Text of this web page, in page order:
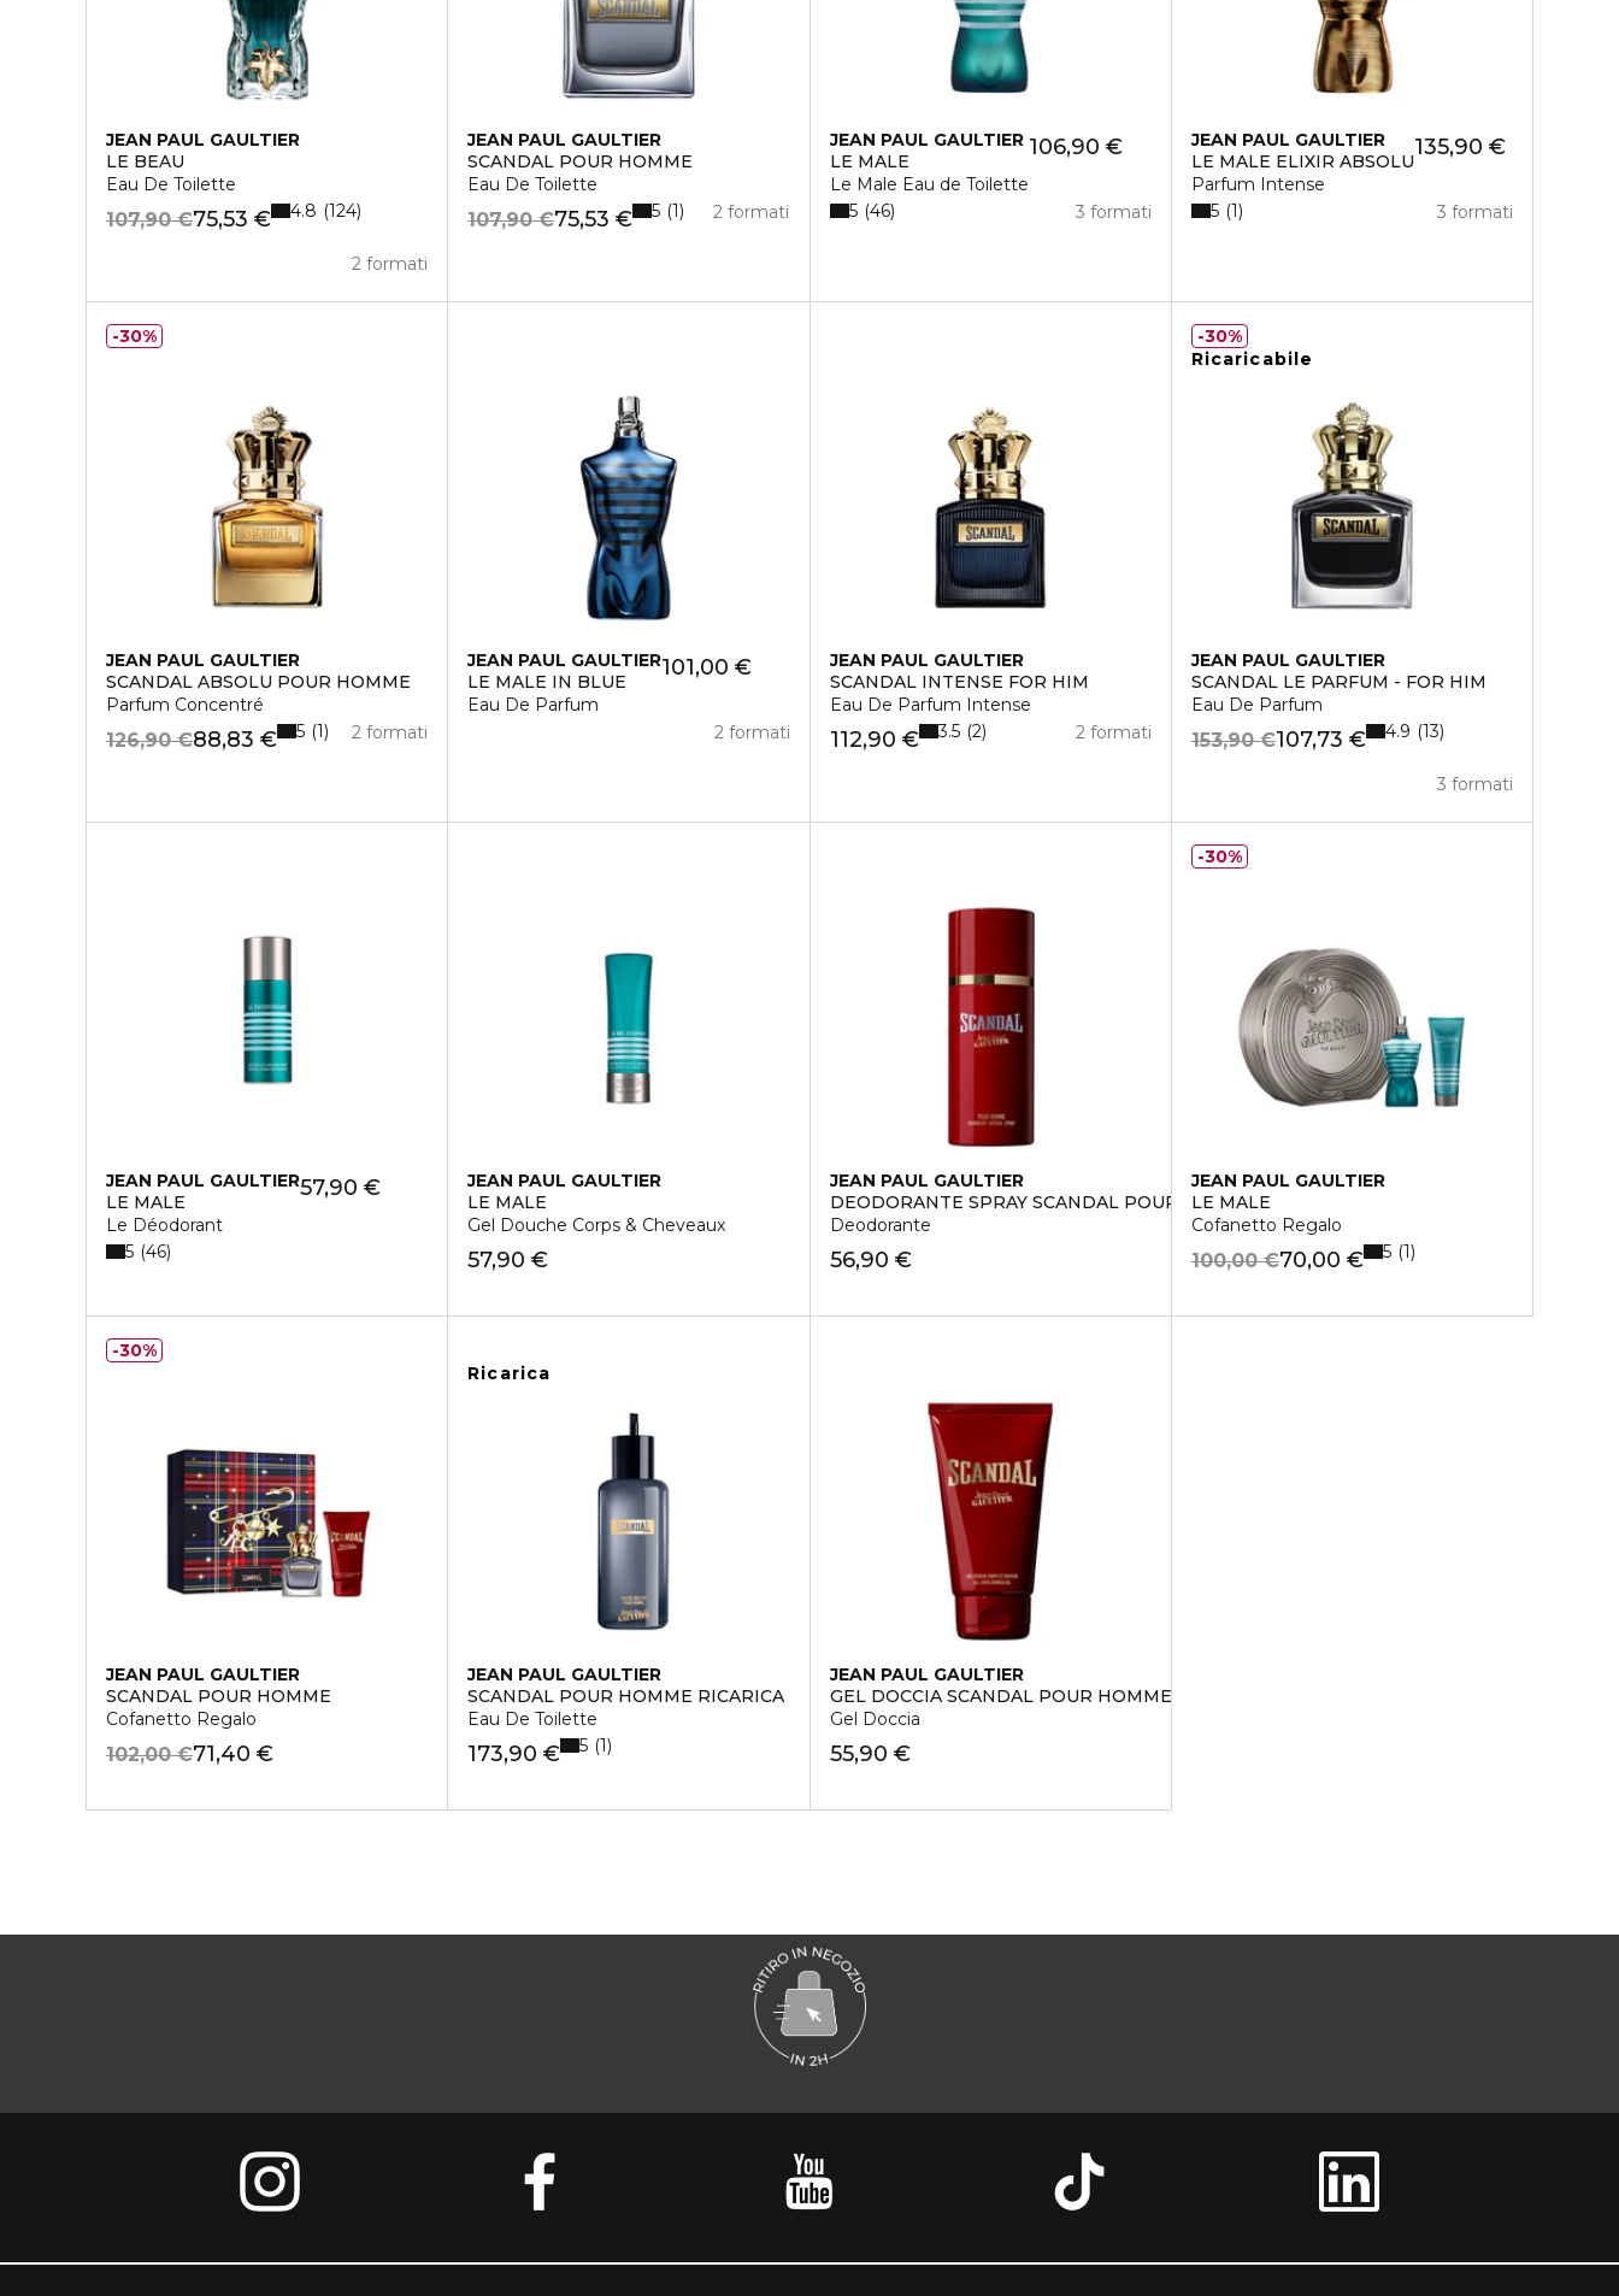
JEAN PAUL GAULTIER
LE BEAU
Eau De Toilette
75,53 €
107,90 €
2 formati
4.8 124
JEAN PAUL GAULTIER
SCANDAL POUR HOMME
Eau De Toilette
75,53 €
107,90 € 2 formati
5 1
JEAN PAUL GAULTIER
LE MALE
Le Male Eau de Toilette
106,90 €
3 formati
5 46
JEAN PAUL GAULTIER
LE MALE ELIXIR ABSOLU
Parfum Intense
135,90 €
3 formati
5 1
JEAN PAUL GAULTIER
SCANDAL ABSOLU POUR HOMME
Parfum Concentré
88,83 €
126,90 € 2 formati
5 1
30%
JEAN PAUL GAULTIER
LE MALE IN BLUE
Eau De Parfum
101,00 €
2 formati
JEAN PAUL GAULTIER
SCANDAL INTENSE FOR HIM
Eau De Parfum Intense
112,90 € 2 formati
3.5 2
Ricaricabile
JEAN PAUL GAULTIER
SCANDAL LE PARFUM - FOR HIM
Eau De Parfum
107,73 €
153,90 €
3 formati
4.9 13
30%
JEAN PAUL GAULTIER
LE MALE
Le Déodorant
57,90 €
5 46
JEAN PAUL GAULTIER
LE MALE
Gel Douche Corps & Cheveaux
57,90 €
JEAN PAUL GAULTIER
DEODORANTE SPRAY SCANDAL POUR HOMME
Deodorante
56,90 €
JEAN PAUL GAULTIER
LE MALE
Cofanetto Regalo
70,00 €
100,00 € 5 1
30%
JEAN PAUL GAULTIER
SCANDAL POUR HOMME
Cofanetto Regalo
71,40 €
102,00 €
30%
Ricarica
JEAN PAUL GAULTIER
SCANDAL POUR HOMME RICARICA
Eau De Toilette
173,90 € 5 1
JEAN PAUL GAULTIER
GEL DOCCIA SCANDAL POUR HOMME
Gel Doccia
55,90 €